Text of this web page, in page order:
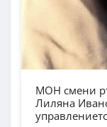
МОН смени
Лиляна